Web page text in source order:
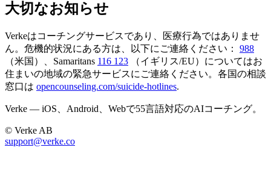
大切なお知らせ
Verkeはコーチングサービスであり、医療行為ではありませ
ん。危機的状況にある方は、以下にご連絡ください：
988
（米国）、Samaritans 116 123
（イギリス/EU）についてはお
住まいの地域の緊急サービスにご連絡ください。各国の相談
窓口は opencounseling.com/suicide-hotlines.
Verke — iOS、Android、Webで55言語対応のAIコーチング。
© Verke AB
support@verke.co